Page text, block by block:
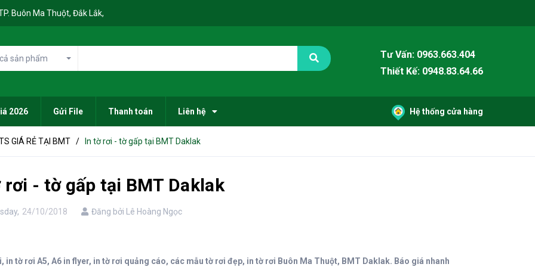
Buôn Ma Thuột, Đắk Lắk,
sản phẩm
Tư Vấn: 0963.663.404
Thiết Kế: 0948.83.64.66
2026 Gửi File Thanh toán Liên hệ Hệ thống cửa hàng
GIÁ RẺ TẠI BMT / In tờ rơi - tờ gấp tại BMT Daklak
rơi - tờ gấp tại BMT Daklak
24/10/2018 Đăng bởi Lê Hoàng Ngọc
in tờ rơi A5, A6 in flyer, in tờ rơi quảng cáo, các mẫu tờ rơi đẹp, in tờ rơi Buôn Ma Thuột, BMT Daklak. Báo giá nhanh